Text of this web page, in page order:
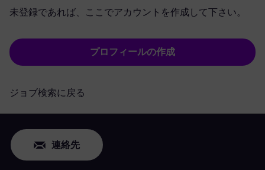
未登録であれば、ここでアカウントを作成して下さい。
プロフィールの作成
ジョブ検索に戻る
連絡先